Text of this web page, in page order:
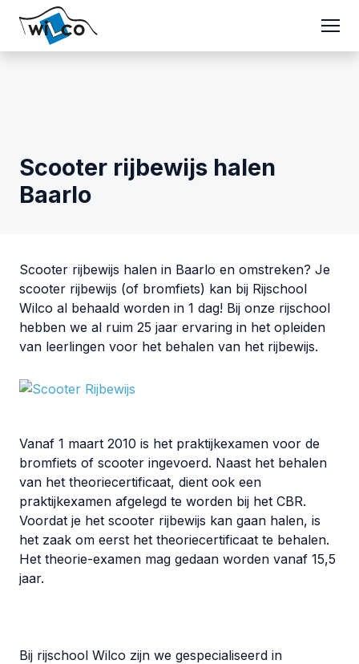
Scooter rijbewijs halen
Baarlo
Scooter rijbewijs halen in Baarlo en omstreken? Je
scooter rijbewijs (of bromfiets) kan bij Rijschool
Wilco al behaald worden in 1 dag! Bij onze rijschool
hebben we al ruim 25 jaar ervaring in het opleiden
van leerlingen voor het behalen van het rijbewijs.
Vanaf 1 maart 2010 is het praktijkexamen voor de
bromfiets of scooter ingevoerd. Naast het behalen
van het theoriecertificaat, dient ook een
praktijkexamen afgelegd te worden bij het CBR.
Voordat je het scooter rijbewijs kan gaan halen, is
het zaak om eerst het theoriecertificaat te behalen.
Het theorie-examen mag gedaan worden vanaf 15,5
jaar.
Bij rijschool Wilco zijn we gespecialiseerd in